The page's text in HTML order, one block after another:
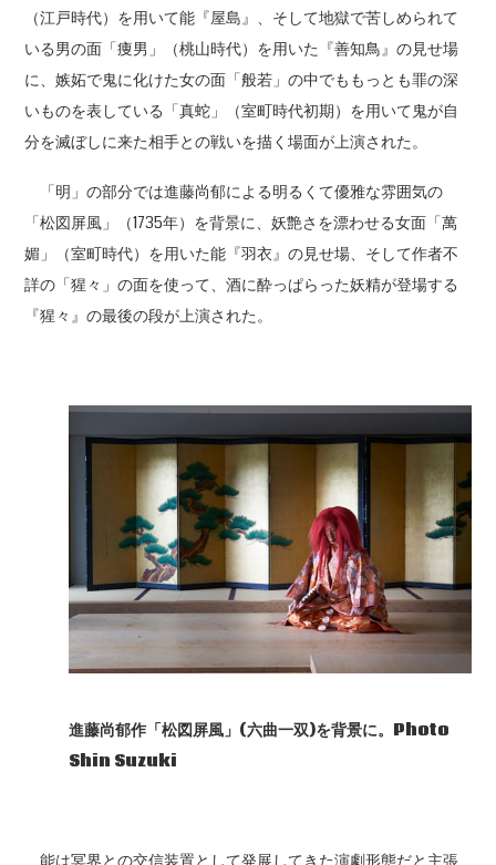
（江戸時代）を用いて能『屋島』、そして地獄で苦しめられて
いる男の面「痩男」（桃山時代）を用いた『善知鳥』の見せ場
に、嫉妬で鬼に化けた女の面「般若」の中でももっとも罪の深
いものを表している「真蛇」（室町時代初期）を用いて鬼が自
分を滅ぼしに来た相手との戦いを描く場面が上演された。
「明」の部分では進藤尚郁による明るくて優雅な雰囲気の
「松図屏風」（1735年）を背景に、妖艶さを漂わせる女面「萬
媚」（室町時代）を用いた能『羽衣』の見せ場、そして作者不
詳の「猩々」の面を使って、酒に酔っぱらった妖精が登場する
『猩々』の最後の段が上演された。
進藤尚郁作「松図屏風」(六曲一双)を背景に。Photo
Shin Suzuki
能は冥界との交信装置として発展してきた演劇形態だと主張